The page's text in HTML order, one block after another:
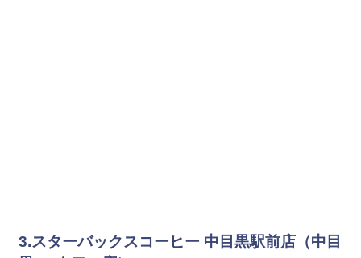
3.スターバックスコーヒー 中目黒駅前店（中目